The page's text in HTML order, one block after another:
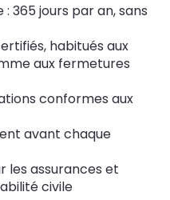
365 jours par an, sans
habitués aux
aux fermetures
conformes aux
avant chaque
les assurances et
civile